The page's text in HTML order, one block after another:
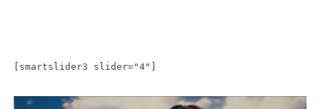
[smartslider3 slider="4"]